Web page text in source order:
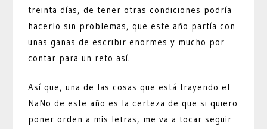
treinta días, de tener otras condiciones podría
hacerlo sin problemas, que este año partía con
unas ganas de escribir enormes y mucho por
contar para un reto así.
Así que, una de las cosas que está trayendo el
NaNo de este año es la certeza de que si quiero
poner orden a mis letras, me va a tocar seguir